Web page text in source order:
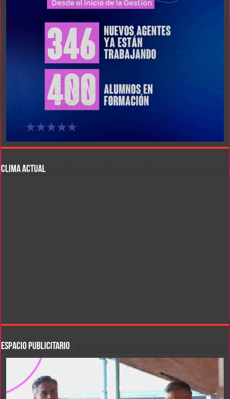
CLIMA ACTUAL
ESPACIO PUBLICITARIO